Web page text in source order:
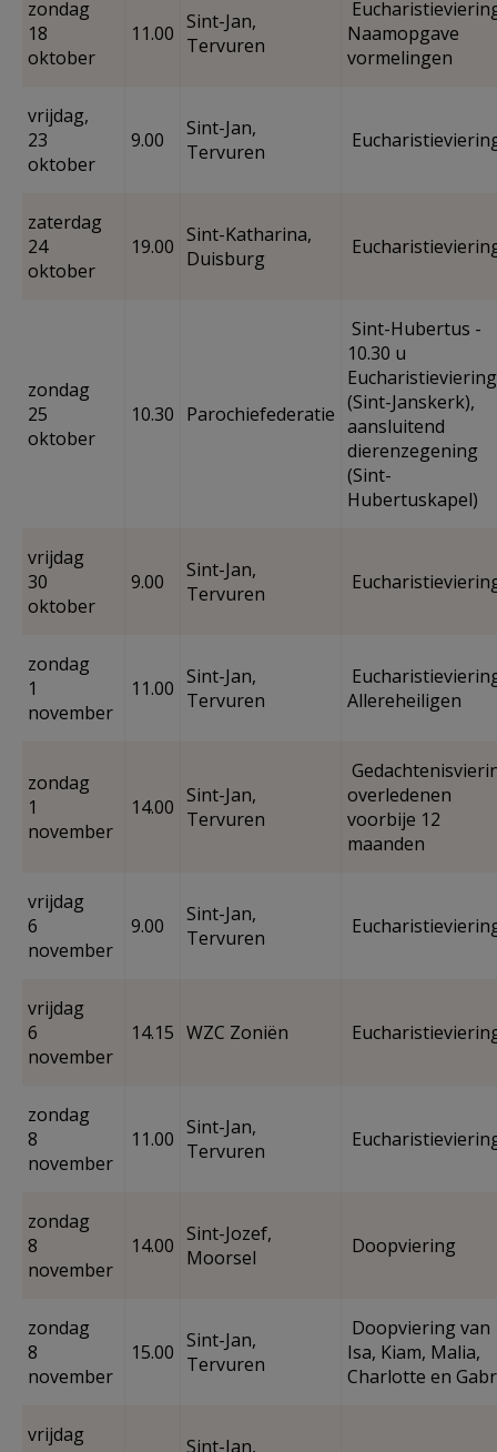
zondag
18
oktober
11.00 Sint-Jan,
Tervuren
Naamopgave
vormelingen
vrijdag,
23
oktober
9.00
Sint-Jan,
Tervuren
zaterdag
24
oktober
19.00 Sint-Katharina,
Duisburg
zondag
25
oktober
10.30 Parochiefederatie
Sint-Hubertus -
10.30 u
Eucharistieviering
(Sint-Janskerk),
aansluitend
dierenzegening
(Sint-
Hubertuskapel)
vrijdag
30
oktober
9.00
Sint-Jan,
Tervuren
zondag
1
november
11.00 Sint-Jan,
Tervuren
Allereheiligen
zondag
1
november
14.00 Sint-Jan,
Tervuren
overledenen
voorbije 12
maanden
vrijdag
6
november
9.00
Sint-Jan,
Tervuren
vrijdag
6
november
14.15 WZC Zoniën
zondag
8
november
11.00 Sint-Jan,
Tervuren
zondag
8
november
14.00 Sint-Jozef,
Moorsel
Doopviering
zondag
8
november
15.00 Sint-Jan,
Tervuren
Doopviering van
Isa, Kiam, Malia,
Charlotte en
vrijdag
Sint-Jan,